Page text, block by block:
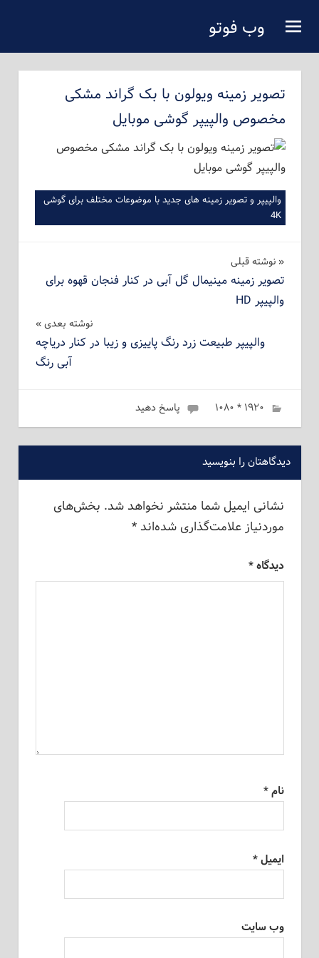
محتوای
اصلی
وب فوتو
تصویر زمینه ویولون با بک گراند مشکی
مخصوص والپیپر گوشی موبایل
والپیپر و تصویر زمینه های جدید با موضوعات مختلف برای گوشی
4K
راهبری
نوشته
نوشته‌ قبلی
تصویر زمینه مینیمال گل آبی در کنار فنجان قهوه برای
والپیپر HD
نوشته بعدی
والپیپر طبیعت زرد رنگ پاییزی و زیبا در کنار دریاچه
آبی رنگ
ژانویه 25, 2023
admin
۱۹۲۰ * ۱۰۸۰ پاسخ دهید
دیدگاهتان را بنویسید
نشانی ایمیل شما منتشر نخواهد شد. بخش‌های
موردنیاز علامت‌گذاری شده‌اند*
دیدگاه*
نام*
ایمیل*
وب‌ سایت